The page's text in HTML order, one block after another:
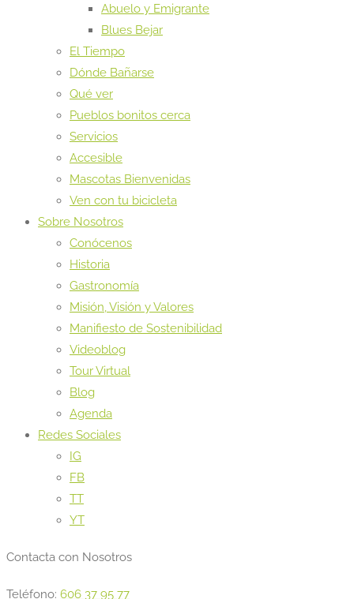
Abuelo y Emigrante
Blues Bejar
El Tiempo
Dónde Bañarse
Qué ver
Pueblos bonitos cerca
Servicios
Accesible
Mascotas Bienvenidas
Ven con tu bicicleta
Sobre Nosotros
Conócenos
Historia
Gastronomía
Misión, Visión y Valores
Manifiesto de Sostenibilidad
Videoblog
Tour Virtual
Blog
Agenda
Redes Sociales
IG
FB
TT
YT
Contacta con Nosotros
Teléfono: 606 37 95 77